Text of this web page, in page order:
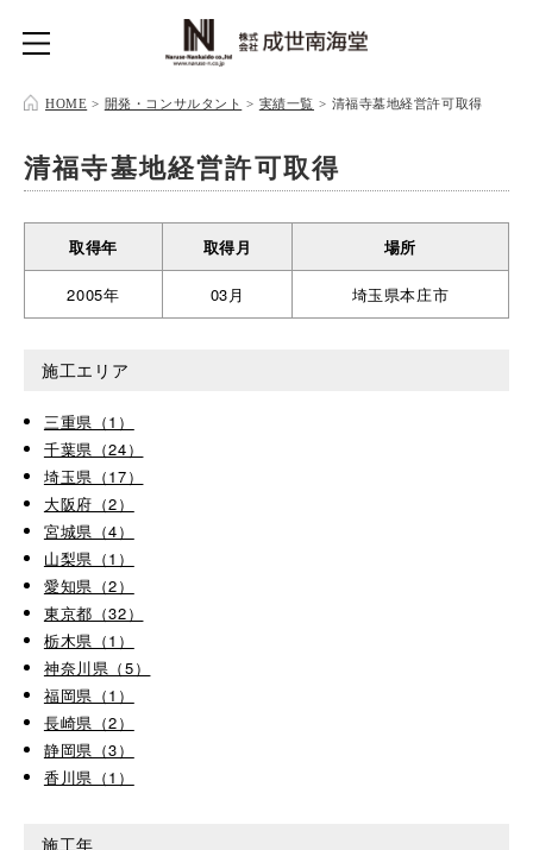
HOME > 開発・コンサルタント > 実績一覧 > 清福寺墓地経営許可取得
清福寺墓地経営許可取得
取得年 取得月 場所
2005年 03月 埼玉県本庄市
施工エリア
三重県（1）
千葉県（24）
埼玉県（17）
大阪府（2）
宮城県（4）
山梨県（1）
愛知県（2）
東京都（32）
栃木県（1）
神奈川県（5）
福岡県（1）
長崎県（2）
静岡県（3）
香川県（1）
施工年